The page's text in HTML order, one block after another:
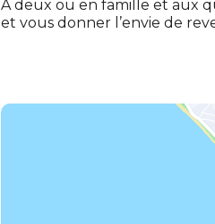
À deux ou en famille et aux
et vous donner l’envie de